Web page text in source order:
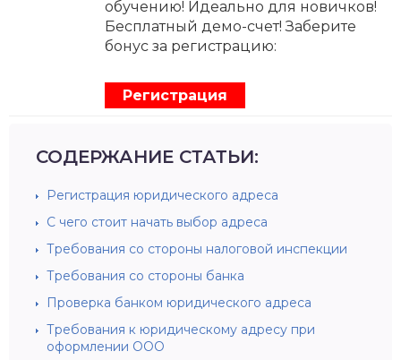
обучению! Идеально для новичков!
Бесплатный демо-счет! Заберите
бонус за регистрацию:
Регистрация
СОДЕРЖАНИЕ СТАТЬИ:
Регистрация юридического адреса
С чего стоит начать выбор адреса
Требования со стороны налоговой инспекции
Требования со стороны банка
Проверка банком юридического адреса
Требования к юридическому адресу при
оформлении ООО